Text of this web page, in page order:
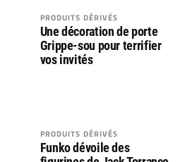
PRODUITS DÉRIVÉS
Une décoration de porte
Grippe-sou pour terrifier
vos invités
PRODUITS DÉRIVÉS
Funko dévoile des